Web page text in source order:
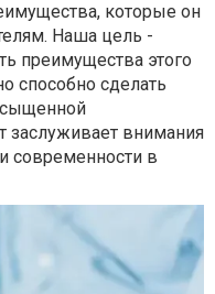
которые он
Наша цель -
преимущества этого
способно сделать
заслуживает внимания
современности в